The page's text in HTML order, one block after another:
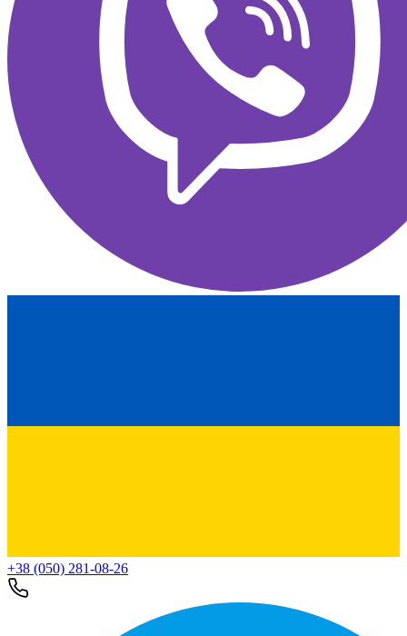
+38 (050) 281-08-26